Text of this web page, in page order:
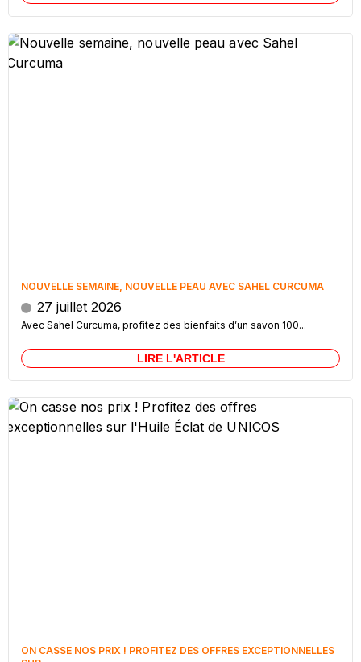
NOUVELLE SEMAINE, NOUVELLE PEAU AVEC SAHEL CURCUMA
27 juillet 2026
Avec Sahel Curcuma, profitez des bienfaits d’un savon 100...
LIRE L'ARTICLE
ON CASSE NOS PRIX ! PROFITEZ DES OFFRES EXCEPTIONNELLES